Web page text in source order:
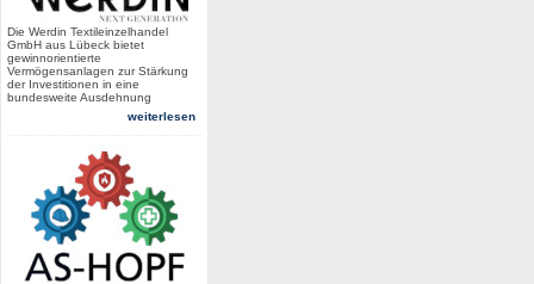
Die Werdin Textileinzelhandel
GmbH aus Lübeck bietet
gewinnorientierte
Vermögensanlagen zur Stärkung
der Investitionen in eine
bundesweite Ausdehnung
weiterlesen